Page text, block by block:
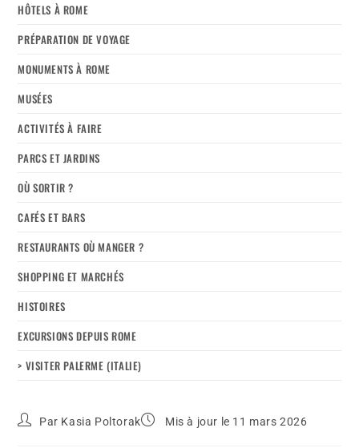
HÔTELS À ROME
PRÉPARATION DE VOYAGE
MONUMENTS À ROME
MUSÉES
ACTIVITÉS À FAIRE
PARCS ET JARDINS
OÙ SORTIR ?
CAFÉS ET BARS
RESTAURANTS OÙ MANGER ?
SHOPPING ET MARCHÉS
HISTOIRES
EXCURSIONS DEPUIS ROME
> VISITER PALERME (ITALIE)
Par Kasia Poltorak Mis à jour le 11 mars 2026